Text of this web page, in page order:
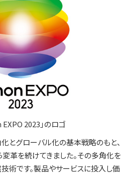
EXPO 2023」のロゴ
とグローバル化の基本戦略のもと、
革を続けてきました。その多角化を
術です。製品やサービスに投入し価